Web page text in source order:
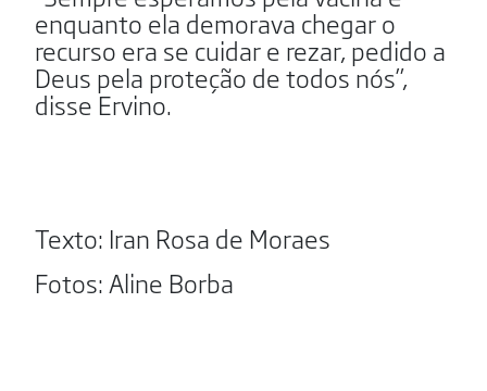
enquanto ela demorava chegar o
recurso era se cuidar e rezar, pedido a
Deus pela proteção de todos nós”,
disse Ervino.
Texto: Iran Rosa de Moraes
Fotos: Aline Borba